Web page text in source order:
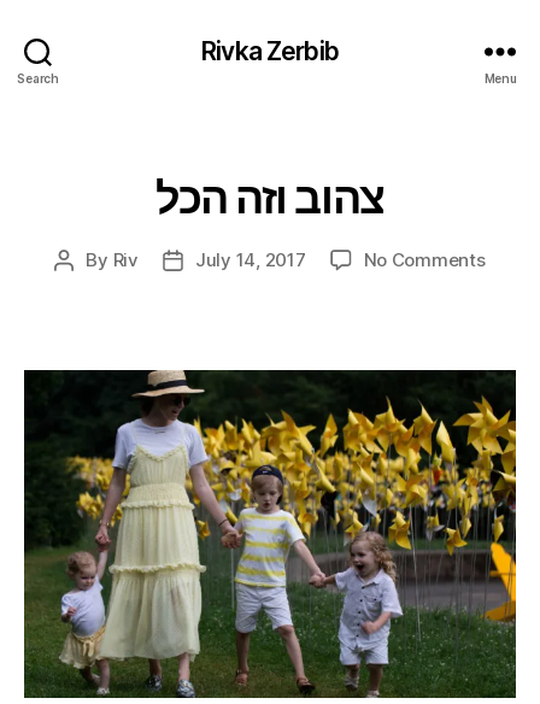
Search
Rivka Zerbib
Menu
Categories
צהוב וזה הכל
Post
By Riv
PostJuly 14, 2017 No Commentson